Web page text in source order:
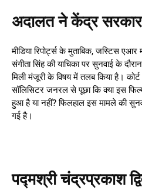
अदालत ने केंद्र सरकार
मीडिया रिपोर्ट्स के मुताबिक, जस्टिस
संगीता सिंह की याचिका पर सुनवाई के
मिली मंजूरी के विषय में तलब किया है।
सॉलिसिटर जनरल से पूछा कि क्या इस
हुआ है या नहीं? फिलहाल इस मामले की
गई है।
पद्मश्री चंद्रप्रकाश